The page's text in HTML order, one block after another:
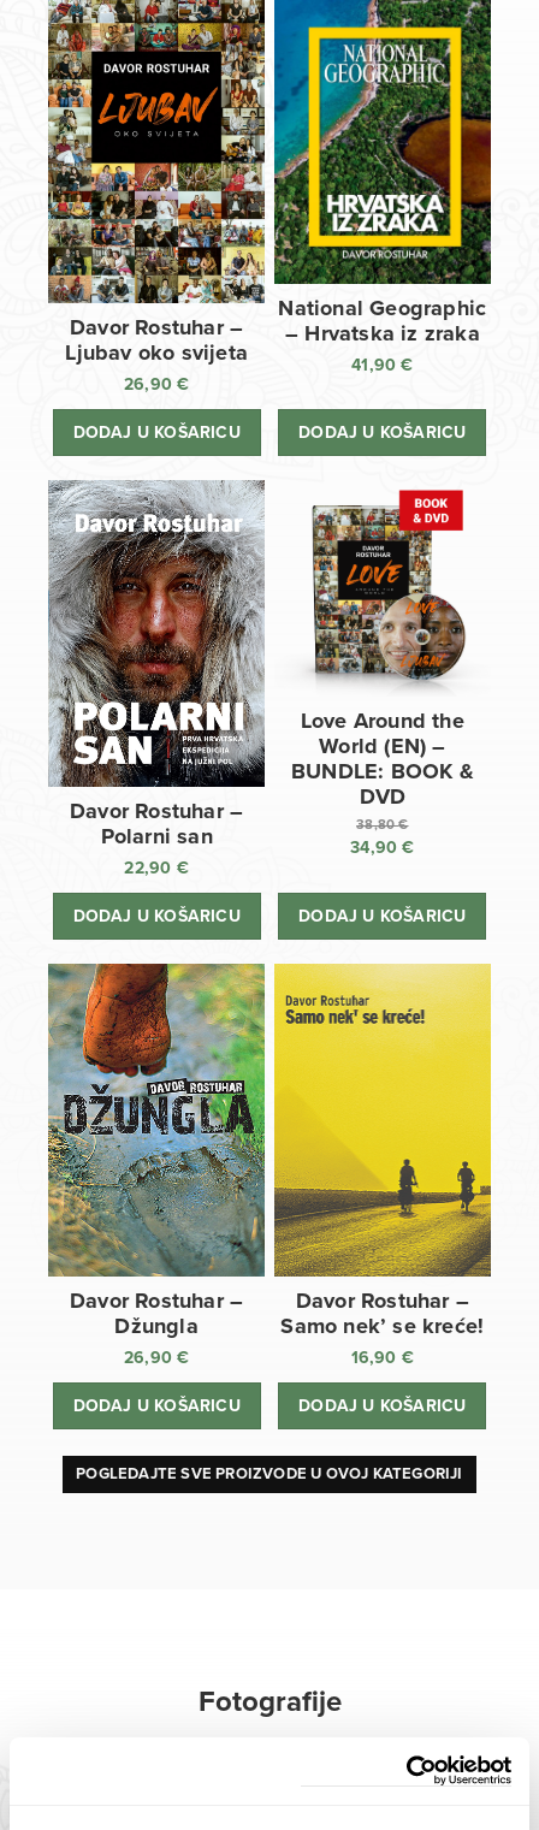
Davor Rostuhar –
Ljubav oko svijeta
26,90€
DODAJ U KOŠARICU
National Geographic
– Hrvatska iz zraka
41,90€
DODAJ U KOŠARICU
Davor Rostuhar –
Polarni san
22,90 €
DODAJ U KOŠARICU
Love Around the
World (EN) –
BUNDLE: BOOK &
DVD
38,80€
Izvorna
bila
34,90€
cijena
DODAJ U KOŠARICU
Davor Rostuhar –
Džungla
26,90€
DODAJ U KOŠARICU
Davor Rostuhar –
Samo nek’ se kreće!
16,90 €
DODAJ U KOŠARICU
POGLEDAJTE SVE PROIZVODE U OVOJ KATEGORIJI
Fotografije